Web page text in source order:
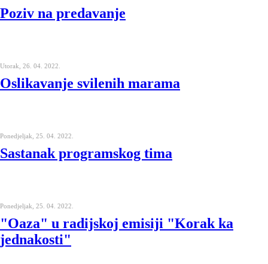
Poziv na predavanje
Utorak, 26. 04. 2022.
Oslikavanje svilenih marama
Ponedjeljak, 25. 04. 2022.
Sastanak programskog tima
Ponedjeljak, 25. 04. 2022.
"Oaza" u radijskoj emisiji "Korak ka
jednakosti"